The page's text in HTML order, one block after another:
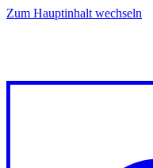
Zum Hauptinhalt wechseln